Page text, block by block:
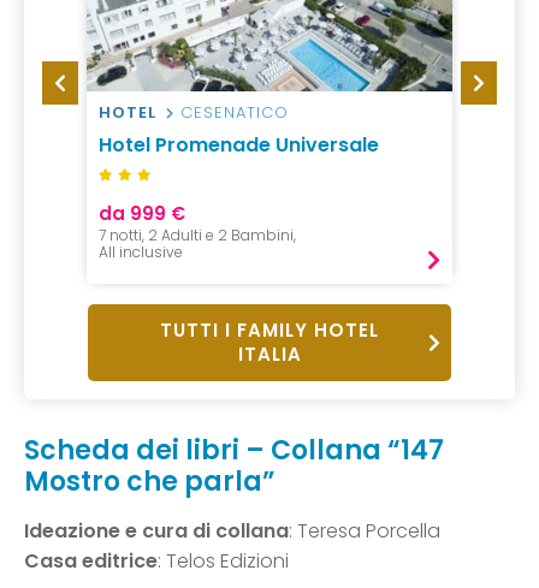
HOTEL CESENATICO
Hotel Promenade Universale
da 999 €
7 notti, 2 Adulti e 2 Bambini,
All inclusive
TUTTI I FAMILY HOTEL
ITALIA
Scheda dei libri – Collana “147
Mostro che parla”
Ideazione e cura di collana: Teresa Porcella
Casa editrice: Telos Edizioni